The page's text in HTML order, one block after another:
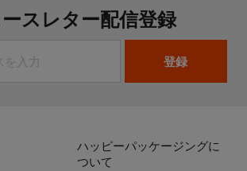
スレター配信登録
ハッピーパッケージングに
ついて